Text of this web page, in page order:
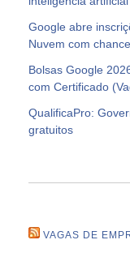
Google abre
Nuvem com
Bolsas Google
com Certificado
QualificaPro:
gratuitos
VAGAS DE